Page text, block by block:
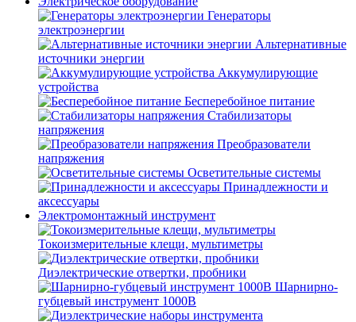
Генераторы
электроэнергии
Альтернативные
источники энергии
Аккумулирующие
устройства
Бесперебойное питание
Стабилизаторы
напряжения
Преобразователи
напряжения
Осветительные системы
Принадлежности и
аксессуары
Электромонтажный инструмент
Токоизмерительные клещи, мультиметры
Диэлектрические отвертки, пробники
Шарнирно-
губцевый инструмент 1000В